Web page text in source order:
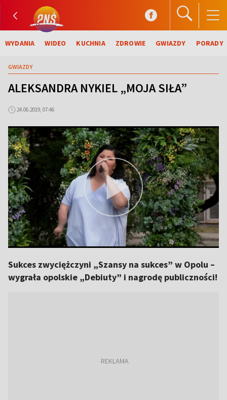
WYDANIA WIDEO KUCHNIA ZDROWIE GWIAZDY PORADY
GWIAZDY
ALEKSANDRA NYKIEL „MOJA SIŁA”
24.06.2019, 07:46
Sukces zwyciężczyni „Szansy na sukces” w Opolu –
wygrała opolskie „Debiuty” i nagrodę publiczności!